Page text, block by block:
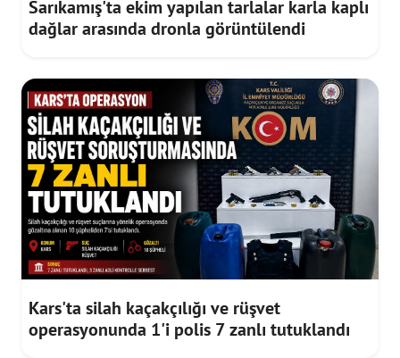
Sarıkamış'ta ekim yapılan tarlalar karla kaplı
dağlar arasında dronla görüntülendi
Kars'ta silah kaçakçılığı ve rüşvet
operasyonunda 1'i polis 7 zanlı tutuklandı